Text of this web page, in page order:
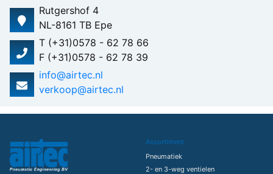
Rutgershof 4
NL-8161 TB Epe
T (+31)0578 - 62 78 66
F (+31)0578 - 62 78 39
info@airtec.nl
verkoop@airtec.nl
Assortiment
Pneumatiek
2- en 3-weg ventielen